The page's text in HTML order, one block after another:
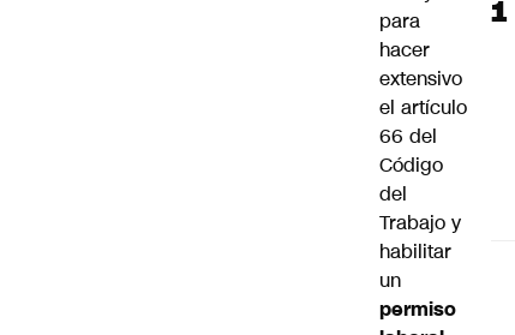
para
hacer
extensivo
el artículo
66 del
Código
del
Trabajo y
habilitar
un
permiso